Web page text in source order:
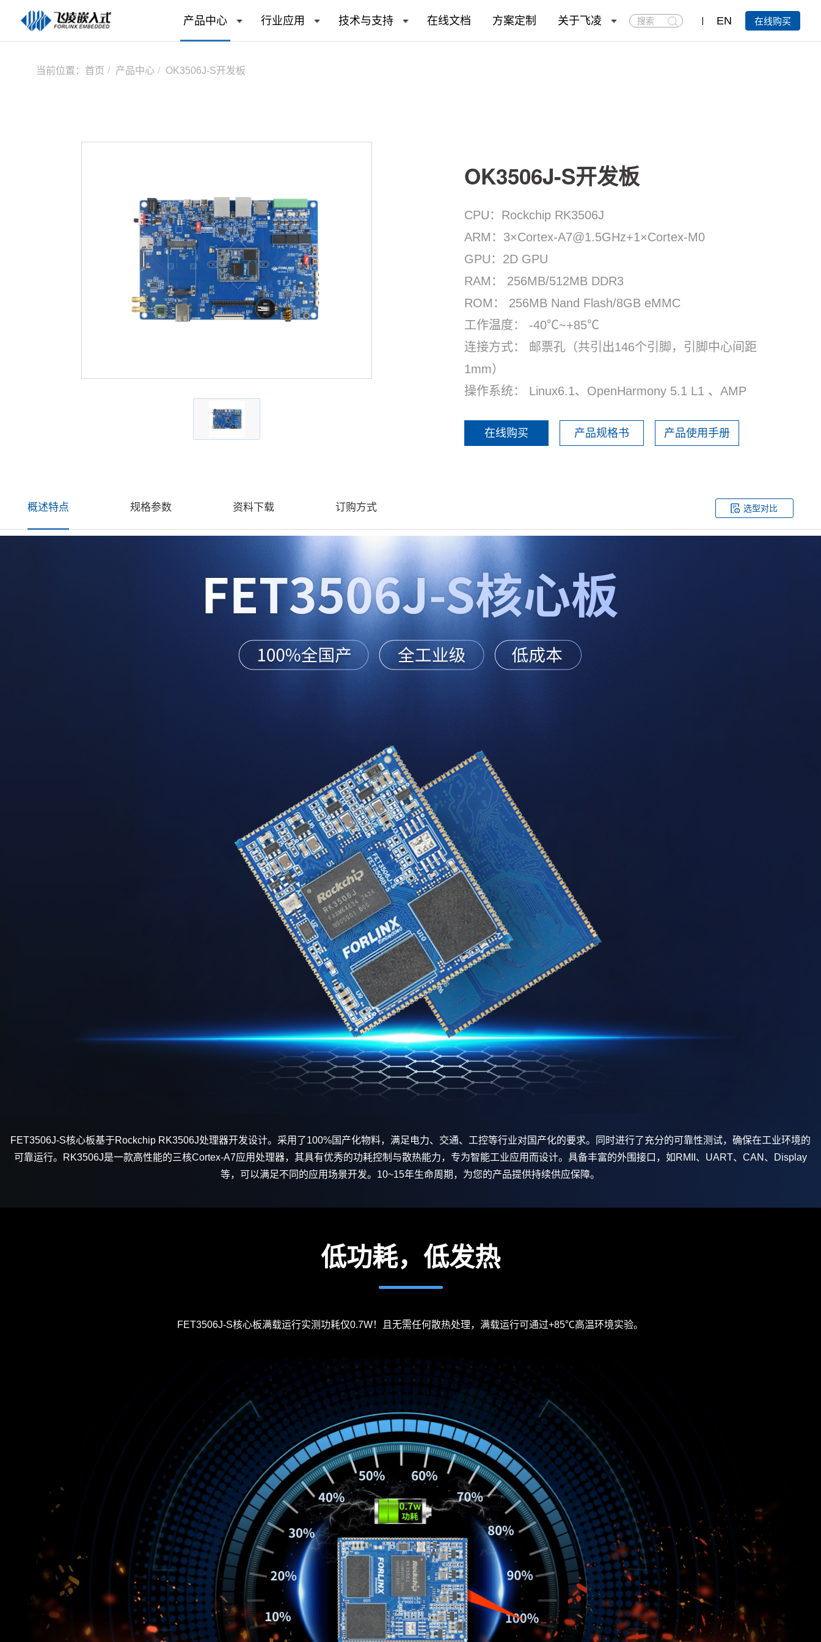
产品中心 行业应用 技术与支持 在线文档 方案定制 关于飞凌
搜
索
EN 在线购买
当前位置： 首页 产品中心 OK3506J-S开发板
OK3506J-S开发板
CPU：Rockchip RK3506J
ARM：3×Cortex-A7@1.5GHz+1×Cortex-M0
GPU：2D GPU
RAM： 256MB/512MB DDR3
ROM ：
256MB Nand Flash/8GB eMMC
工作温度： -40℃~+85℃
连接方式： 邮票孔（共引出146个引脚，引脚中心间距
1mm）
操作系统：
Linux6.1、OpenHarmony 5.1 L1 、AMP
在线购买 产品规格书 产品使用手册
概述特点 规格参数 资料下载 订购方式 选型对比
FET3506J-S核心板基于Rockchip RK3506J处理器开发设计。采用了100%国产化物料，满足电力、交通、 工控等行业对国产化的要求。同时进行了充分的可靠性测试，确保在工业环境的
可靠运行。RK3506J是一款高性能的三核Cortex-A7应用处理器，其具有优秀的功耗控制与散热能力，专为智能工业应用而设计。具备丰富的外围接口，如RMII、UART、CAN、Display
等，可以满足不同的应用场景开发。10~15年生命周期，为您的产品提供持续供应保障。
低功耗，低发热
FET3506J-S核心板满载运行实测功耗仅0.7W！且无需任何散热处理，满载运行可通过+85℃高温环境实验。